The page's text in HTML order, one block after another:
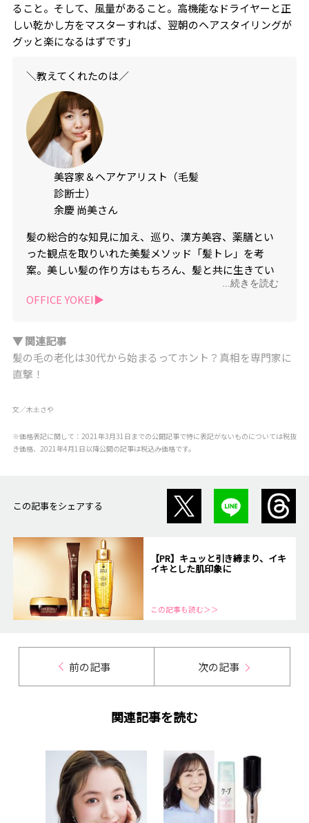
ること。そして、風量があること。高機能なドライヤーと正
しい乾かし方をマスターすれば、翌朝のヘアスタイリングが
グッと楽になるはずです」
＼教えてくれたのは／
美容家＆ヘアケアリスト（毛髪
診断士）
余慶 尚美さん
髪の総合的な知見に加え、巡り、漢方美容、薬膳とい
った観点を取りいれた美髪メソッド「髪トレ」を考
案。美しい髪の作り方はもちろん、髪と共に生きてい
く女性のライフスタイルまでケアする活動に力を入れ
ている。著書に「髪トレ」(主婦の友社)。
...続きを読む
OFFICE YOKEI▶︎
▼ 関連記事
髪の毛の老化は30代から始まるってホント？真相を専門家に
直撃！
文／木土さや
※価格表記に関して：2021年3月31日までの公開記事で特に表記がないものについては税抜
き価格、2021年4月1日以降公開の記事は税込み価格です。
この記事をシェアする
【PR】キュッと引き締まり、イキ
イキとした肌印象に
この記事も読む＞＞
前の記事 次の記事
関連記事を読む